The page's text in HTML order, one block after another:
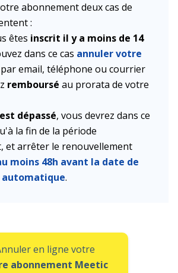
abonnement deux cas de
:
êtes inscrit il y a moins de 14
dans ce cas annuler votre
par email, téléphone ou courrier
remboursé au prorata de votre
dépassé, vous devrez dans ce
la fin de la période
et arrêter le renouvellement
moins 48h avant la date de
automatique.
en ligne votre
abonnement Meetic